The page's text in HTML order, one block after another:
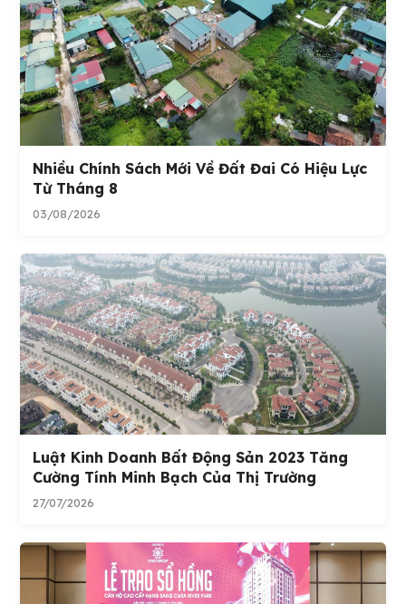
Nhiều Chính Sách Mới Về Đất Đai Có Hiệu Lực
Từ Tháng 8
03/08/2026
Luật Kinh Doanh Bất Động Sản 2023 Tăng
Cường Tính Minh Bạch Của Thị Trường
27/07/2026